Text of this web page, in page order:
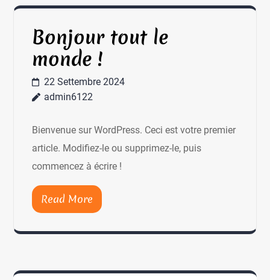
Blog
Bonjour tout le
monde !
22 Settembre 2024
admin6122
Bienvenue sur WordPress. Ceci est votre premier
article. Modifiez-le ou supprimez-le, puis
commencez à écrire !
Read More